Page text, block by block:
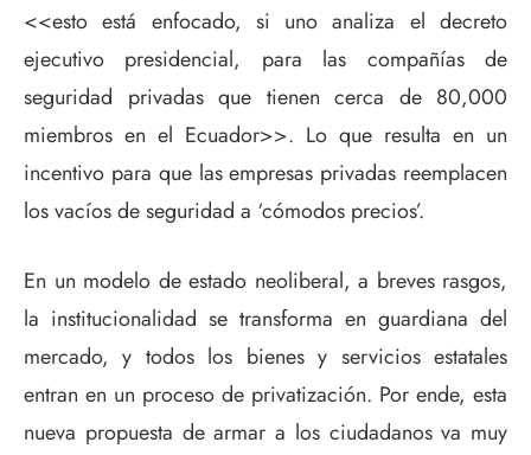
<<esto está enfocado, si uno analiza el decreto
ejecutivo presidencial, para las compañías de
seguridad privadas que tienen cerca de 80,000
miembros en el Ecuador>>. Lo que resulta en un
incentivo para que las empresas privadas reemplacen
los vacíos de seguridad a ‘cómodos precios’.
En un modelo de estado neoliberal, a breves rasgos,
la institucionalidad se transforma en guardiana del
mercado, y todos los bienes y servicios estatales
entran en un proceso de privatización. Por ende, esta
nueva propuesta de armar a los ciudadanos va muy